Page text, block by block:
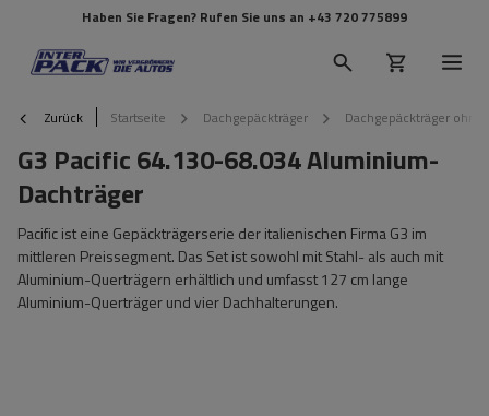
Haben Sie Fragen? Rufen Sie uns an +43 720 775899
Zurück Startseite Dachgepäckträger Dachgepäckträger ohne
G3 Pacific 64.130-68.034 Aluminium-
Dachträger
Pacific ist eine Gepäckträgerserie der italienischen Firma G3 im
mittleren Preissegment. Das Set ist sowohl mit Stahl- als auch mit
Aluminium-Querträgern erhältlich und umfasst 127 cm lange
Aluminium-Querträger und vier Dachhalterungen.